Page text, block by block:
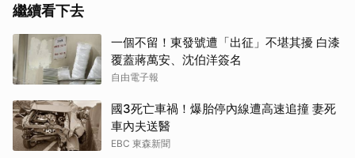
繼續看下去
一個不留！東發號遭「出征」不堪其擾 白漆
覆蓋蔣萬安、沈伯洋簽名
自由電子報
國3死亡車禍！爆胎停內線遭高速追撞 妻死
車內夫送醫
EBC 東森新聞